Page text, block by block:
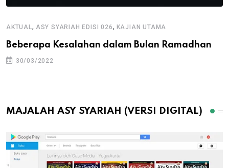
AKTUAL, ASY SYARIAH EDISI 026, KAJIAN UTAMA
Beberapa Kesalahan dalam Bulan Ramadhan
30/03/2022
MAJALAH ASY SYARIAH (VERSI DIGITAL)